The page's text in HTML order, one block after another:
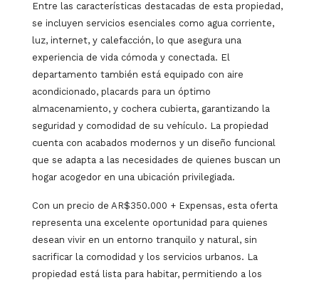
Entre las características destacadas de esta propiedad,
se incluyen servicios esenciales como agua corriente,
luz, internet, y calefacción, lo que asegura una
experiencia de vida cómoda y conectada. El
departamento también está equipado con aire
acondicionado, placards para un óptimo
almacenamiento, y cochera cubierta, garantizando la
seguridad y comodidad de su vehículo. La propiedad
cuenta con acabados modernos y un diseño funcional
que se adapta a las necesidades de quienes buscan un
hogar acogedor en una ubicación privilegiada.
Con un precio de AR$350.000 + Expensas, esta oferta
representa una excelente oportunidad para quienes
desean vivir en un entorno tranquilo y natural, sin
sacrificar la comodidad y los servicios urbanos. La
propiedad está lista para habitar, permitiendo a los